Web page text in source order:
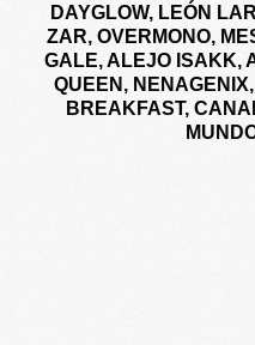
DAYGLOW, LEÓN
ZAR, OVERMONO,
GALE, ALEJO ISAKK,
QUEEN,
BREAKFAST,